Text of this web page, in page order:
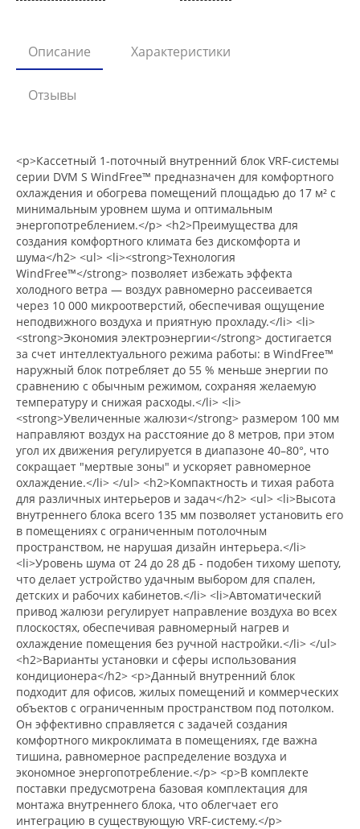
Описание Характеристики
Отзывы
<p>Кассетный 1-поточный внутренний блок VRF-системы
серии DVM S WindFree™ предназначен для комфортного
охлаждения и обогрева помещений площадью до 17 м² с
минимальным уровнем шума и оптимальным
энергопотреблением.</p> <h2>Преимущества для
создания комфортного климата без дискомфорта и
шума</h2> <ul> <li><strong>Технология
WindFree™</strong> позволяет избежать эффекта
холодного ветра — воздух равномерно рассеивается
через 10 000 микроотверстий, обеспечивая ощущение
неподвижного воздуха и приятную прохладу.</li> <li>
<strong>Экономия электроэнергии</strong> достигается
за счет интеллектуального режима работы: в WindFree™
наружный блок потребляет до 55 % меньше энергии по
сравнению с обычным режимом, сохраняя желаемую
температуру и снижая расходы.</li> <li>
<strong>Увеличенные жалюзи</strong> размером 100 мм
направляют воздух на расстояние до 8 метров, при этом
угол их движения регулируется в диапазоне 40–80°, что
сокращает "мертвые зоны" и ускоряет равномерное
охлаждение.</li> </ul> <h2>Компактность и тихая работа
для различных интерьеров и задач</h2> <ul> <li>Высота
внутреннего блока всего 135 мм позволяет установить его
в помещениях с ограниченным потолочным
пространством, не нарушая дизайн интерьера.</li>
<li>Уровень шума от 24 до 28 дБ - подобен тихому шепоту,
что делает устройство удачным выбором для спален,
детских и рабочих кабинетов.</li> <li>Автоматический
привод жалюзи регулирует направление воздуха во всех
плоскостях, обеспечивая равномерный нагрев и
охлаждение помещения без ручной настройки.</li> </ul>
<h2>Варианты установки и сферы использования
кондиционера</h2> <p>Данный внутренний блок
подходит для офисов, жилых помещений и коммерческих
объектов с ограниченным пространством под потолком.
Он эффективно справляется с задачей создания
комфортного микроклимата в помещениях, где важна
тишина, равномерное распределение воздуха и
экономное энергопотребление.</p> <p>В комплекте
поставки предусмотрена базовая комплектация для
монтажа внутреннего блока, что облегчает его
интеграцию в существующую VRF-систему.</p>